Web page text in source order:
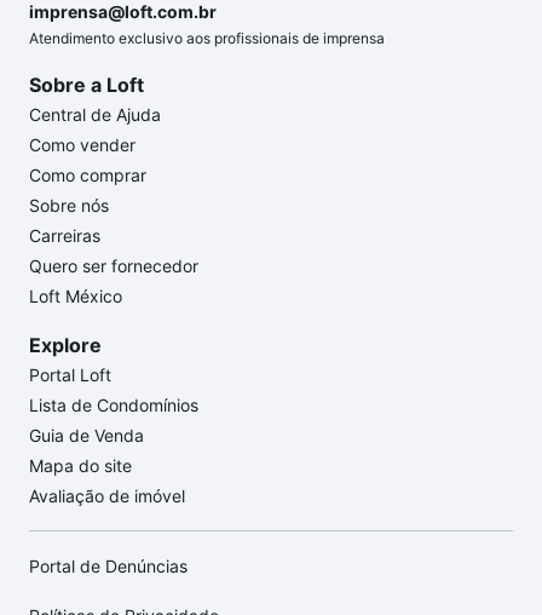
imprensa@loft.com.br
Atendimento exclusivo aos profissionais de imprensa
Sobre a Loft
Central de Ajuda
Como vender
Como comprar
Sobre nós
Carreiras
Quero ser fornecedor
Loft México
Explore
Portal Loft
Lista de Condomínios
Guia de Venda
Mapa do site
Avaliação de imóvel
Portal de Denúncias